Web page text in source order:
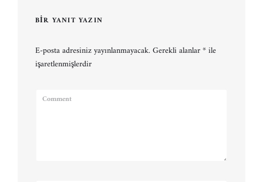
post:
post:
BIR YANIT YAZIN
E-posta adresiniz yayınlanmayacak. Gerekli alanlar*ile
işaretlenmişlerdir